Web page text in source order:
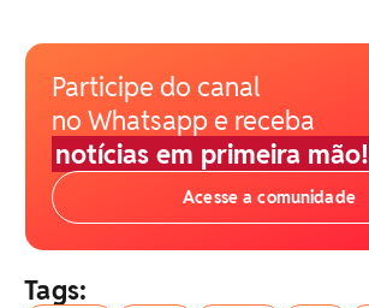
Participe do canal
no Whatsapp e receba
notícias em primeira mão!
Acesse a comunidade
Tags: